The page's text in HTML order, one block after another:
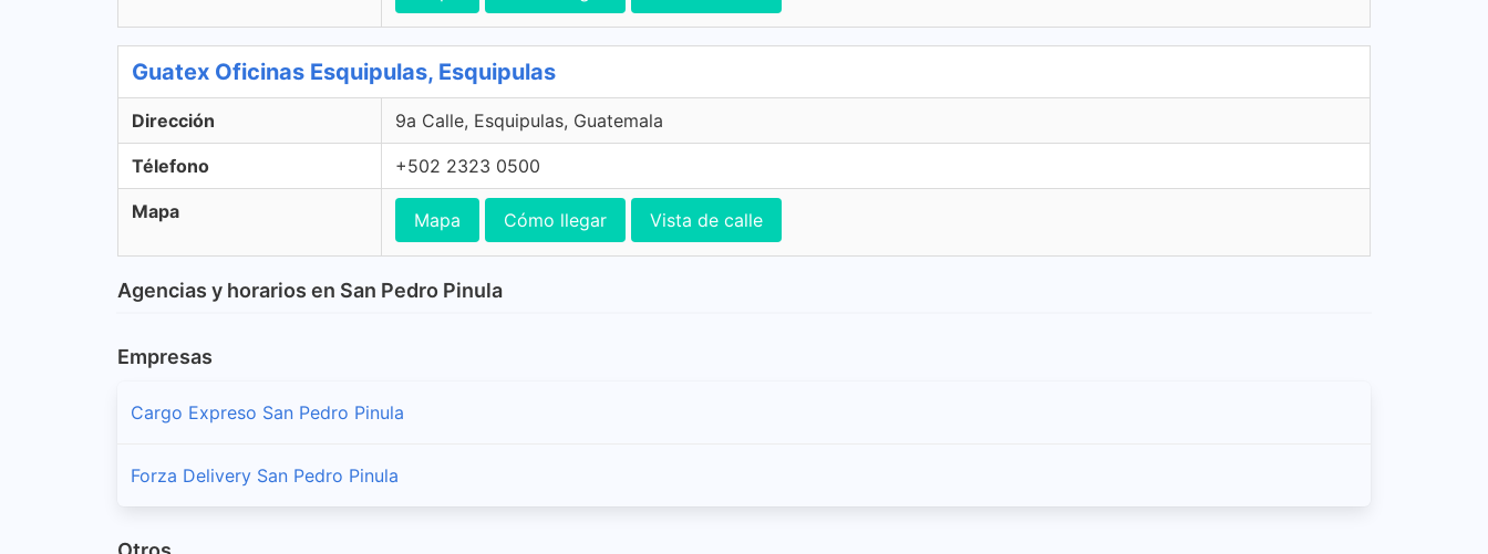
Guatex Oficinas Esquipulas, Esquipulas
Dirección 9a Calle, Esquipulas, Guatemala
Télefono +502 2323 0500
Mapa Mapa Cómo llegar Vista de calle
Agencias y horarios en San Pedro Pinula
Empresas
Cargo Expreso San Pedro Pinula
Forza Delivery San Pedro Pinula